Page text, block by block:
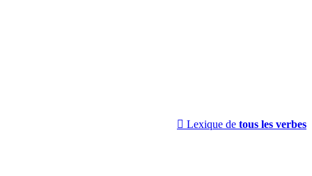
 Lexique de tous les verbes